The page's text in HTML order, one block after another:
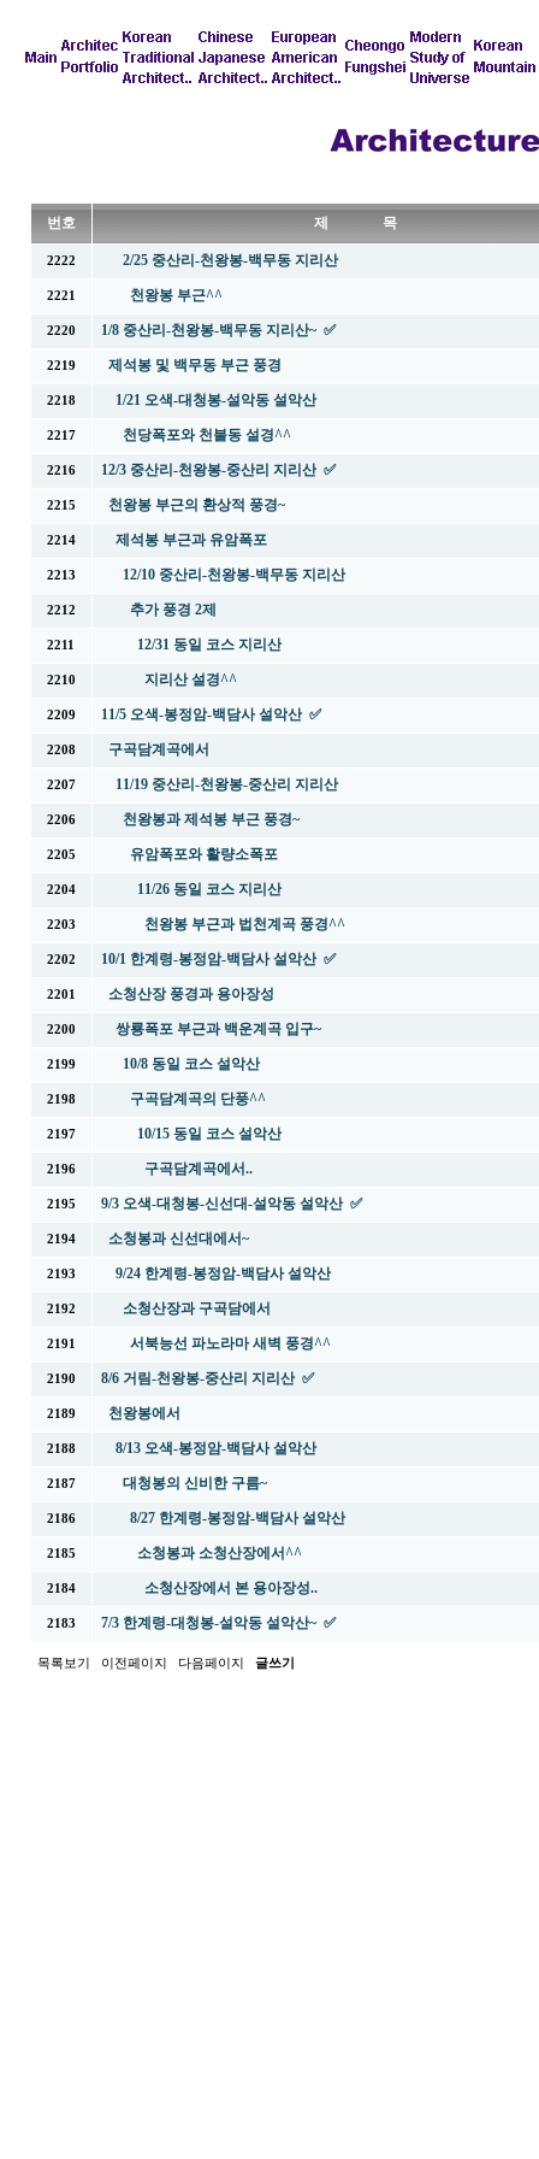
번호 제 목
2222 2/25 중산리-천왕봉-백무동 지리산
2221 천왕봉 부근^^
2220 1/8 중산리-천왕봉-백무동 지리산~ ✅
2219 제석봉 및 백무동 부근 풍경
2218 1/21 오색-대청봉-설악동 설악산
2217 천당폭포와 천불동 설경^^
2216 12/3 중산리-천왕봉-중산리 지리산 ✅
2215 천왕봉 부근의 환상적 풍경~
2214 제석봉 부근과 유암폭포
2213 12/10 중산리-천왕봉-백무동 지리산
2212 추가 풍경 2제
2211 12/31 동일 코스 지리산
2210 지리산 설경^^
2209 11/5 오색-봉정암-백담사 설악산 ✅
2208 구곡담계곡에서
2207 11/19 중산리-천왕봉-중산리 지리산
2206 천왕봉과 제석봉 부근 풍경~
2205 유암폭포와 활량소폭포
2204 11/26 동일 코스 지리산
2203 천왕봉 부근과 법천계곡 풍경^^
2202 10/1 한계령-봉정암-백담사 설악산 ✅
2201 소청산장 풍경과 용아장성
2200 쌍룡폭포 부근과 백운계곡 입구~
2199 10/8 동일 코스 설악산
2198 구곡담계곡의 단풍^^
2197 10/15 동일 코스 설악산
2196 구곡담계곡에서..
2195 9/3 오색-대청봉-신선대-설악동 설악산 ✅
2194 소청봉과 신선대에서~
2193 9/24 한계령-봉정암-백담사 설악산
2192 소청산장과 구곡담에서
2191 서북능선 파노라마 새벽 풍경^^
2190 8/6 거림-천왕봉-중산리 지리산 ✅
2189 천왕봉에서
2188 8/13 오색-봉정암-백담사 설악산
2187 대청봉의 신비한 구름~
2186 8/27 한계령-봉정암-백담사 설악산
2185 소청봉과 소청산장에서^^
2184 소청산장에서 본 용아장성..
2183 7/3 한계령-대청봉-설악동 설악산~ ✅
목록보기 이전페이지 다음페이지 글쓰기